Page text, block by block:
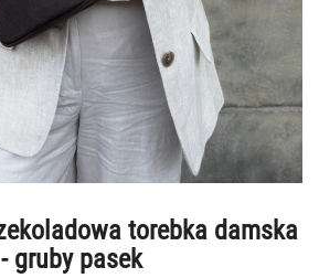
torebka damska
- gruby pasek